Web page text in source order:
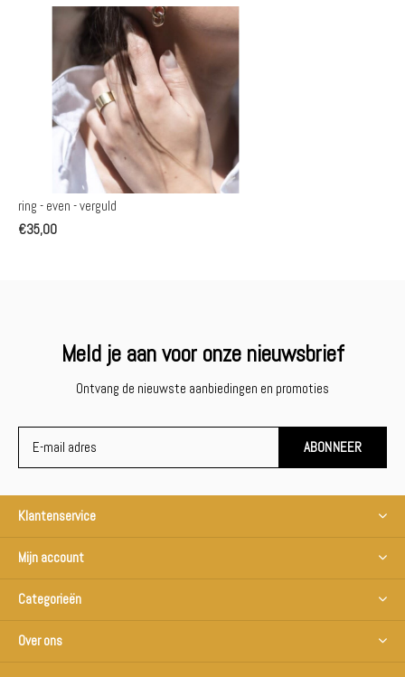
ring - even - verguld
€35,00
Meld je aan voor onze nieuwsbrief
Ontvang de nieuwste aanbiedingen en promoties
ABONNEER
Klantenservice
Mijn account
Categorieën
Over ons